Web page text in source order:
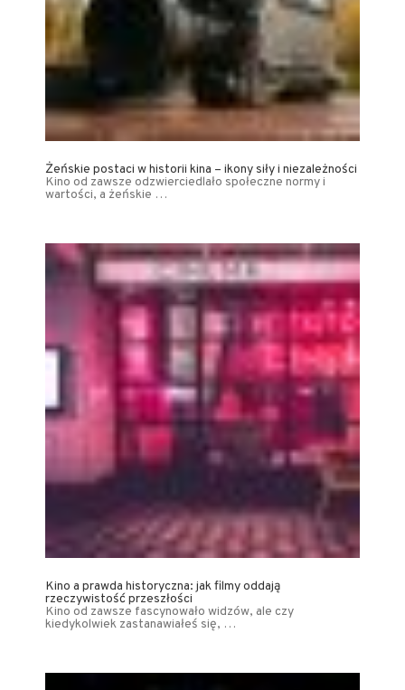
Żeńskie postaci w historii kina – ikony siły i niezależności
Kino od zawsze odzwierciedlało społeczne normy i
wartości, a żeńskie …
Kino a prawda historyczna: jak filmy oddają
rzeczywistość przeszłości
Kino od zawsze fascynowało widzów, ale czy
kiedykolwiek zastanawiałeś się, …